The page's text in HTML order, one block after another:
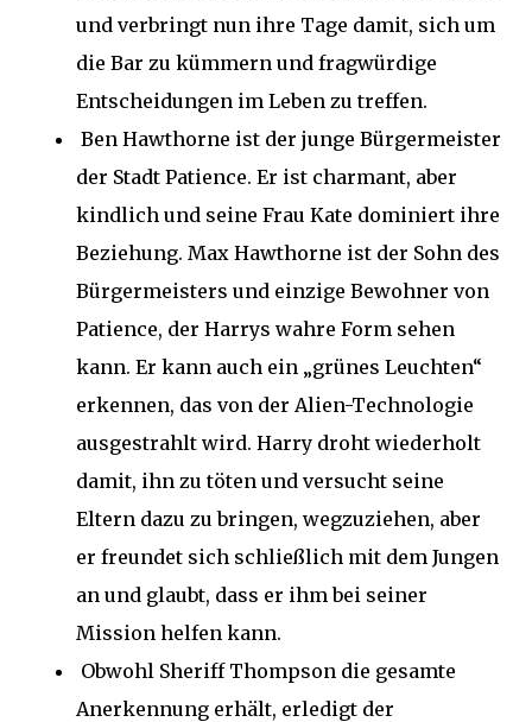
und verbringt nun ihre Tage damit, sich um
die Bar zu kümmern und fragwürdige
Entscheidungen im Leben zu treffen.
Ben Hawthorne ist der junge Bürgermeister
der Stadt Patience. Er ist charmant, aber
kindlich und seine Frau Kate dominiert ihre
Beziehung. Max Hawthorne ist der Sohn des
Bürgermeisters und einzige Bewohner von
Patience, der Harrys wahre Form sehen
kann. Er kann auch ein „grünes Leuchten“
erkennen, das von der Alien-Technologie
ausgestrahlt wird. Harry droht wiederholt
damit, ihn zu töten und versucht seine
Eltern dazu zu bringen, wegzuziehen, aber
er freundet sich schließlich mit dem Jungen
an und glaubt, dass er ihm bei seiner
Mission helfen kann.
Obwohl Sheriff Thompson die gesamte
Anerkennung erhält, erledigt der